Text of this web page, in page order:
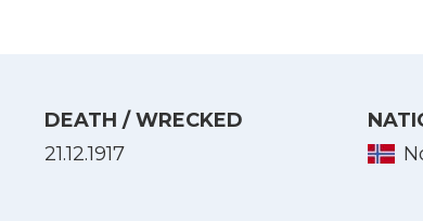
DEATH / WRECKED
21.12.1917